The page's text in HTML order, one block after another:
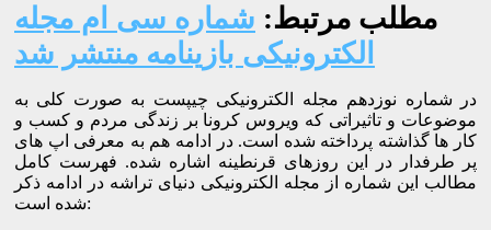
مطلب مرتبط: شماره سی ام مجله
الکترونیکی بازینامه منتشر شد
در شماره نوزدهم مجله الکترونیکی چیپست به صورت کلی به
موضوعات و تاثیراتی که ویروس کرونا بر زندگی مردم و کسب و
کار ها گذاشته پرداخته شده است. در ادامه هم به معرفی اپ های
پر طرفدار در این روزهای قرنطینه اشاره شده. فهرست کامل
مطالب این شماره از مجله الکترونیکی دنیای تراشه در ادامه ذکر
شده است: